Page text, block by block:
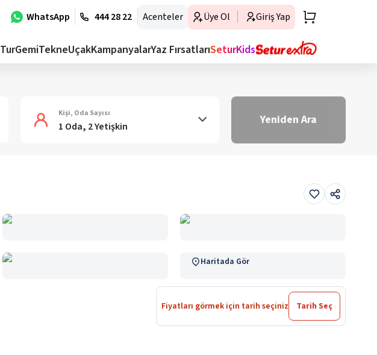
WhatsApp 444 28 22 Acenteler Üye Ol Giriş Yap
TurGemiTekneUçakKampanyalarYaz FırsatlarıSeturKids
Kişi, Oda Sayısı
1 Oda, 2 Yetişkin Yeniden Ara
Haritada Gör
Fiyatları görmek için tarih seçiniz Tarih Seç